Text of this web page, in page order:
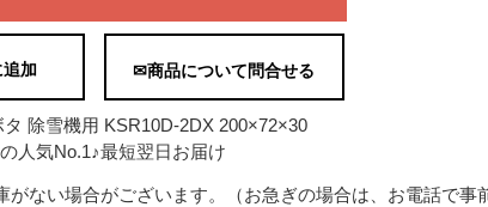
加 ✉商品について問合せる
除雪機用 KSR10D-2DX 200×72×30
人気No.1♪最短翌日お届け
がない場合がございます。（お急ぎの場合は、お電話で事